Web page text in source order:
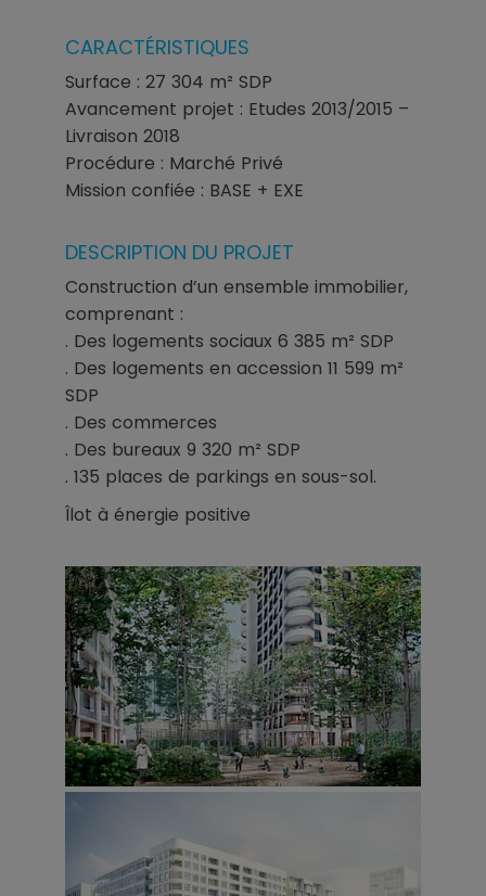
CARACTÉRISTIQUES
Surface : 27 304 m² SDP
Avancement projet : Etudes 2013/2015 –
Livraison 2018
Procédure : Marché Privé
Mission confiée : BASE + EXE
DESCRIPTION DU PROJET
Construction d’un ensemble immobilier,
comprenant :
. Des logements sociaux 6 385 m² SDP
. Des logements en accession 11 599 m²
SDP
. Des commerces
. Des bureaux 9 320 m² SDP
. 135 places de parkings en sous-sol.
Îlot à énergie positive